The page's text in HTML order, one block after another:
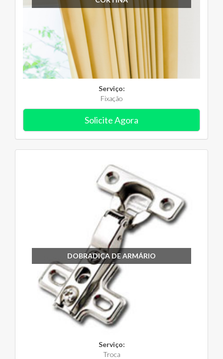
Serviço:
Fixação
Solicite Agora
DOBRADIÇA DE ARMÁRIO
Serviço:
Troca